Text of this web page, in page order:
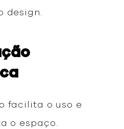
design.
facilita o uso e
o espaço.